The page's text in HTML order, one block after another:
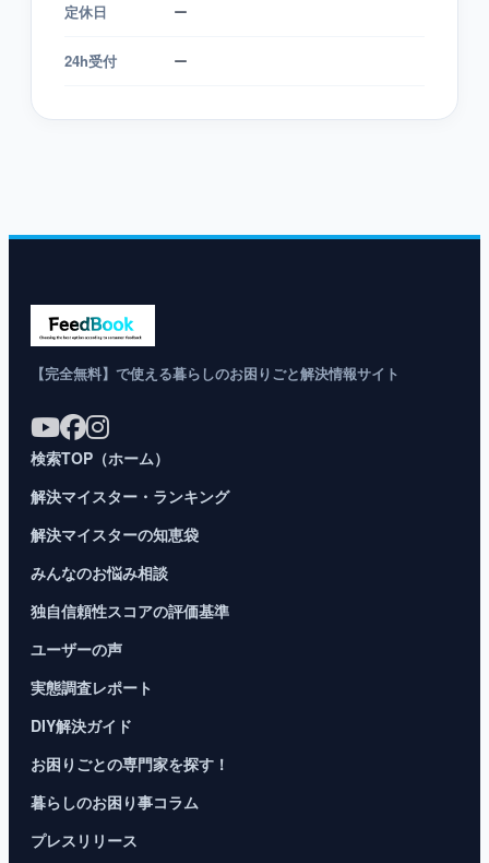
定休日 ー
24h受付 ー
【完全無料】で使える暮らしのお困りごと解決情報サイト
検索TOP（ホーム）
解決マイスター・ランキング
解決マイスターの知恵袋
みんなのお悩み相談
独自信頼性スコアの評価基準
ユーザーの声
実態調査レポート
DIY解決ガイド
お困りごとの専門家を探す！
暮らしのお困り事コラム
プレスリリース